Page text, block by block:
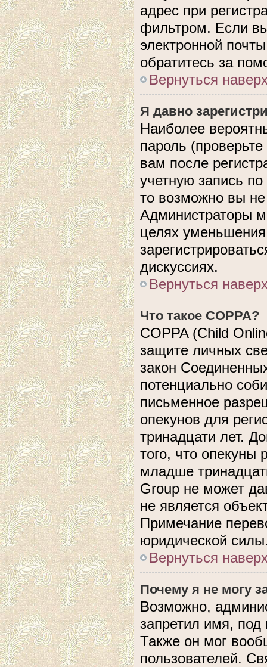
адрес при
фильтром. Если
электронной
обратитесь за
Вернуться
Я давно
Наиболее
пароль
вам после
учетную запись
то возможно вы
Администраторы
целях
дискуссиях.
Вернуться
Что такое COPPA?
COPPA (Child
защите личных
закон
потенциально
письменное
опекунов для
тринадцати лет.
того, что опекуны
младше
Group не может
не является
Примечание
юридической
Вернуться
Почему я не могу
Возможно,
запретил имя, под
Также он мог
пользователей.